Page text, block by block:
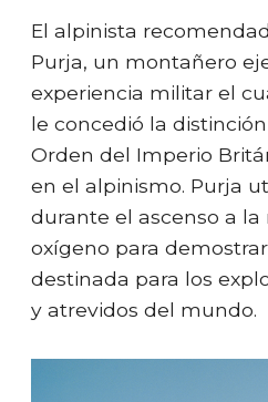
El alpinista
Purja, un montañero
experiencia militar el
le concedió la
Orden del Imperio
en el alpinismo. Purja
durante el ascenso a la
oxígeno para
destinada para los
y atrevidos del mundo.